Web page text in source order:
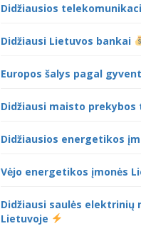
Didžiausios
Didžiausi Lietuvos bankai
Europos šalys pagal
Didžiausi maisto
Didžiausios energetikos
Vėjo energetikos įmonės
Didžiausi saulės elektrinių
Lietuvoje